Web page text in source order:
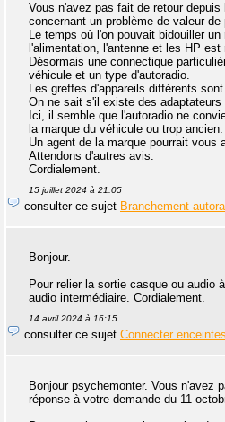
Vous n'avez pas fait de retour
concernant un problème de valeur de
Le temps où l'on pouvait bidouiller
l'alimentation, l'antenne et les HP est
Désormais une connectique
véhicule et un type d'autoradio.
Les greffes d'appareils différents
On ne sait s'il existe des adaptateurs
Ici, il semble que l'autoradio ne
la marque du véhicule ou trop ancien.
Un agent de la marque pourrait vous
Attendons d'autres avis.
Cordialement.
15 juillet 2024 à 21:05
consulter ce sujet Branchement
Bonjour.
Pour relier la sortie casque ou audio
audio intermédiaire. Cordialement.
14 avril 2024 à 16:15
consulter ce sujet Connecter
Bonjour psychemonter. Vous n'avez
réponse à votre demande du 11